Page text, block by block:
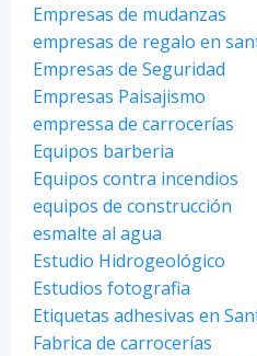
Empresas de mudanzas
empresas de regalo en
Empresas de Seguridad
Empresas Paisajismo
empressa de carrocerías
Equipos barberia
Equipos contra incendios
equipos de construcción
esmalte al agua
Estudio Hidrogeológico
Estudios fotografia
Etiquetas adhesivas en
Fabrica de carrocerías